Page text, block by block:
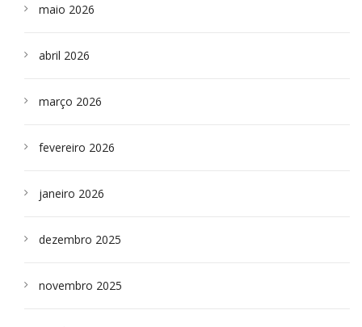
maio 2026
abril 2026
março 2026
fevereiro 2026
janeiro 2026
dezembro 2025
novembro 2025